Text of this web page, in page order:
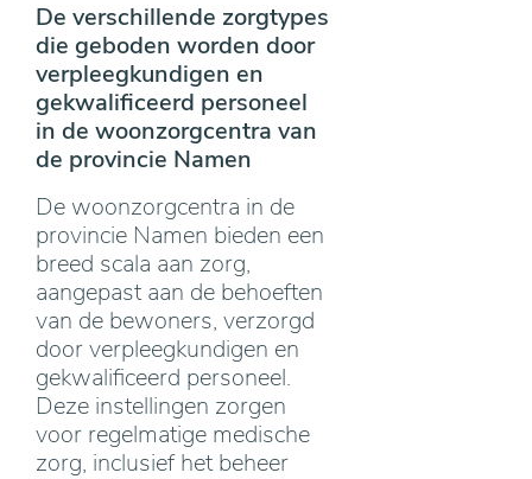
De verschillende zorgtypes
die geboden worden door
verpleegkundigen en
gekwalificeerd personeel
in de woonzorgcentra van
de provincie Namen
De woonzorgcentra in de
provincie Namen bieden een
breed scala aan zorg,
aangepast aan de behoeften
van de bewoners, verzorgd
door verpleegkundigen en
gekwalificeerd personeel.
Deze instellingen zorgen
voor regelmatige medische
zorg, inclusief het beheer